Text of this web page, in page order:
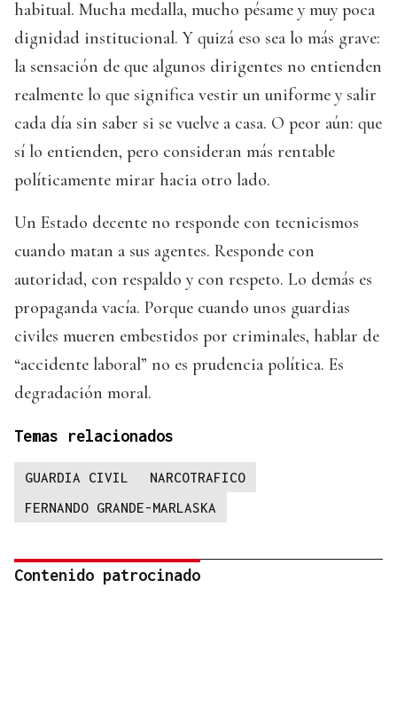
habitual. Mucha medalla, mucho pésame y muy poca
dignidad institucional. Y quizá eso sea lo más grave:
la sensación de que algunos dirigentes no entienden
realmente lo que significa vestir un uniforme y salir
cada día sin saber si se vuelve a casa. O peor aún: que
sí lo entienden, pero consideran más rentable
políticamente mirar hacia otro lado.
Un Estado decente no responde con tecnicismos
cuando matan a sus agentes. Responde con
autoridad, con respaldo y con respeto. Lo demás es
propaganda vacía. Porque cuando unos guardias
civiles mueren embestidos por criminales, hablar de
“accidente laboral” no es prudencia política. Es
degradación moral.
Temas relacionados
GUARDIA CIVIL
NARCOTRAFICO
FERNANDO GRANDE-MARLASKA
Contenido patrocinado